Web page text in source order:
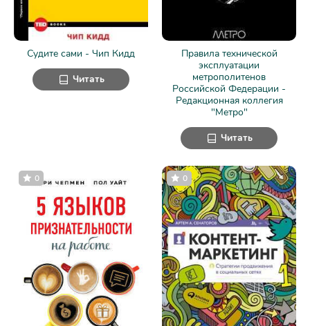
Судите сами - Чип Кидд
Читать
Правила технической
эксплуатации
метрополитенов
Российской Федерации -
Редакционная коллегия
"Метро"
Читать
0 0